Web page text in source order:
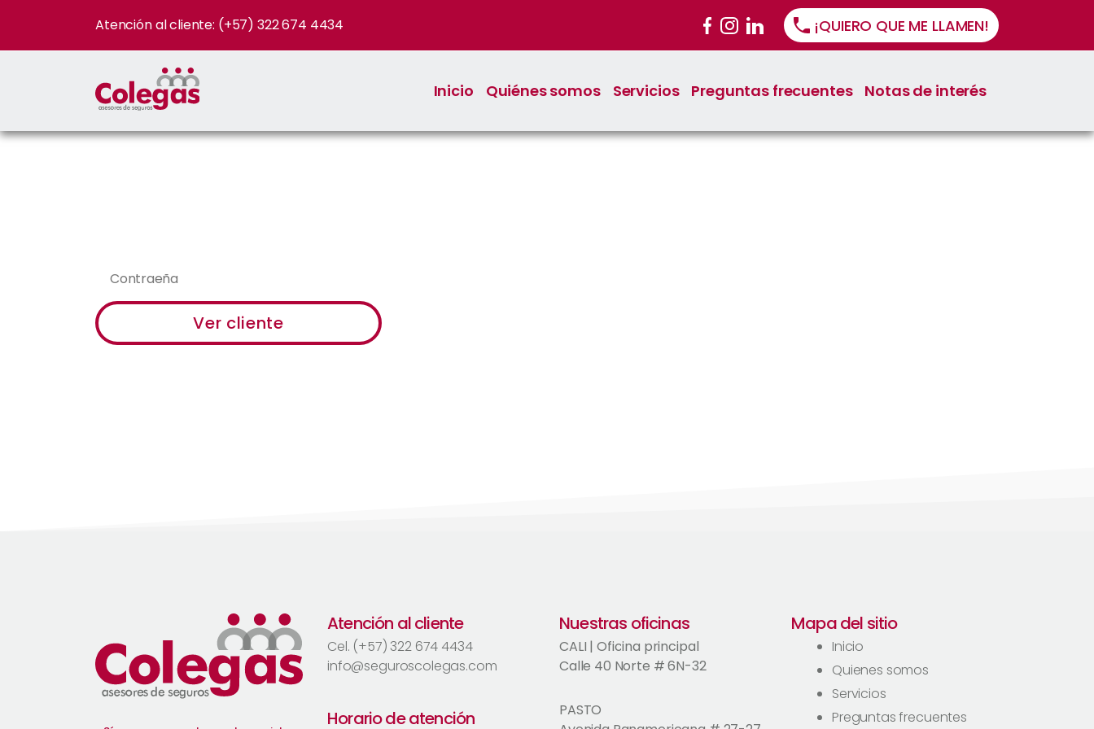
Atención al cliente: (+57) 322 674 4434 ¡QUIERO QUE ME LLAMEN!
Inicio Quiénes somos Servicios Preguntas frecuentes Notas de interés
Atención al cliente
Cel. (+57) 322 674 4434
info@seguroscolegas.com
Horario de atención
Nuestras oficinas
CALI | Oficina principal
Calle 40 Norte # 6N-32
PASTO
Mapa del sitio
Inicio
Quienes somos
Servicios
Preguntas frecuentes